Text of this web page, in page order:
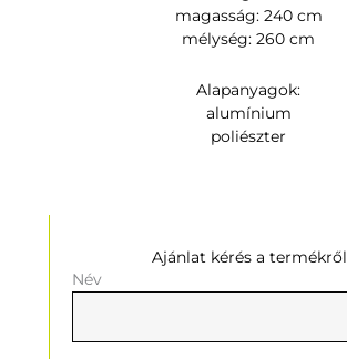
magasság: 240 cm
mélység: 260 cm
Alapanyagok:
alumínium
poliészter
Ajánlat kérés a termékről
Név